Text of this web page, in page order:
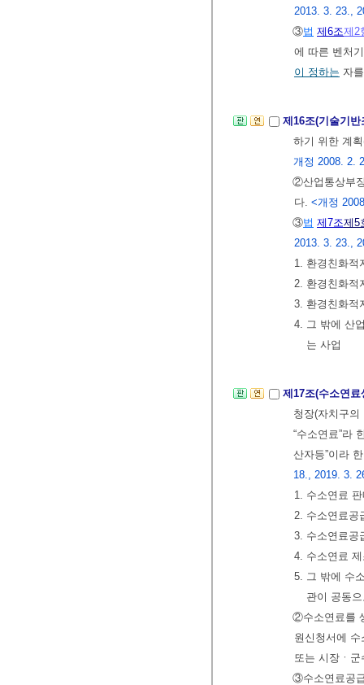
2013. 3. 23.,
③법 제6조제2
에 따른 벤처
이 정하는 자
제16조(기술기
하기 위한 계
개정 2008. 2.
②산업통상부
다. <개정
③법 제7조제5
2013. 3. 23.,
1. 환경친화적
2. 환경친화적
3. 환경친화적
4. 그 밖에 산
는 사업
제17조(수소연
청장(자치구
“수소연료”라
산자등”이라
18., 2019. 3.
1. 수소연료
2. 수소연료공
3. 수소연료공
4. 수소연료
5. 그 밖에 수
관이 공동
②수소연료를
원신청서에
또는 시장ㆍ
③수소연료공